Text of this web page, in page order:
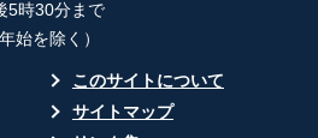
5時30分まで
始を除く）
このサイトについて
サイトマップ